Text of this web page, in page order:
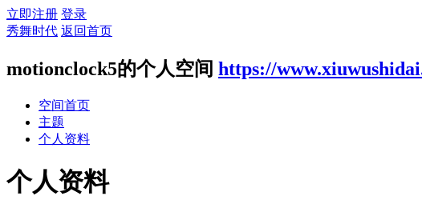
立即注册 登录
秀舞时代 返回首页
motionclock5的个人空间 https://
空间首页
主题
个人资料
个人资料